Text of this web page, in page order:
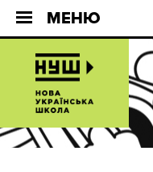
МЕНЮ